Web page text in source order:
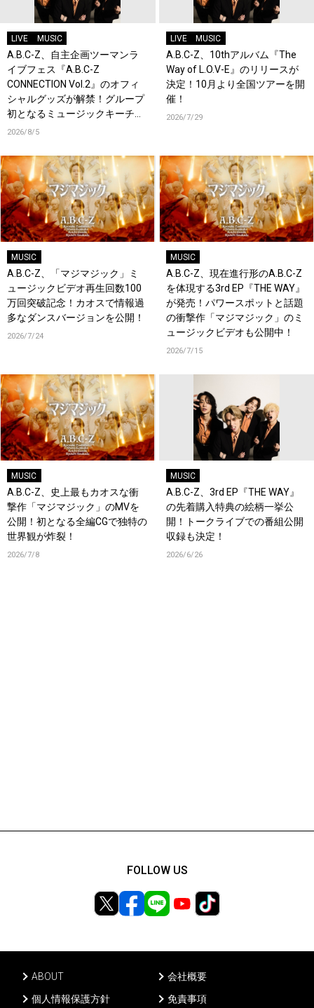
LIVE MUSIC
A.B.C-Z、自主企画ツーマンラ
イブフェス『A.B.C-Z
CONNECTION Vol.2』のオフィ
シャルグッズが解禁！グループ
初となるミュージックキーチェ
ーンが登場！
2026/8/5
LIVE MUSIC
A.B.C-Z、10thアルバム『The
Way of L.O.V-E』のリリースが
決定！10月より全国ツアーを開
催！
2026/7/29
MUSIC
A.B.C-Z、「マジマジック」ミ
ュージックビデオ再生回数100
万回突破記念！カオスで情報過
多なダンスバージョンを公開！
2026/7/24
MUSIC
A.B.C-Z、現在進行形のA.B.C-Z
を体現する3rd EP『THE WAY』
が発売！パワースポットと話題
の衝撃作「マジマジック」のミ
ュージックビデオも公開中！
2026/7/15
MUSIC
A.B.C-Z、史上最もカオスな衝
撃作「マジマジック」のMVを
公開！初となる全編CGで独特の
世界観が炸裂！
2026/7/8
MUSIC
A.B.C-Z、3rd EP『THE WAY』
の先着購入特典の絵柄一挙公
開！トークライブでの番組公開
収録も決定！
2026/6/26
ABOUT
会社概要
個人情報保護方針
免責事項
FOLLOW US